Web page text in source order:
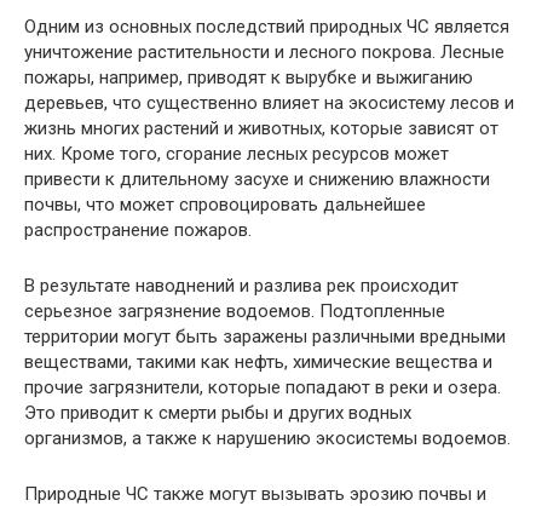
Одним из основных последствий природных ЧС является
уничтожение растительности и лесного покрова. Лесные
пожары, например, приводят к вырубке и выжиганию
деревьев, что существенно влияет на экосистему лесов и
жизнь многих растений и животных, которые зависят от
них. Кроме того, сгорание лесных ресурсов может
привести к длительному засухе и снижению влажности
почвы, что может спровоцировать дальнейшее
распространение пожаров.
В результате наводнений и разлива рек происходит
серьезное загрязнение водоемов. Подтопленные
территории могут быть заражены различными вредными
веществами, такими как нефть, химические вещества и
прочие загрязнители, которые попадают в реки и озера.
Это приводит к смерти рыбы и других водных
организмов, а также к нарушению экосистемы водоемов.
Природные ЧС также могут вызывать эрозию почвы и